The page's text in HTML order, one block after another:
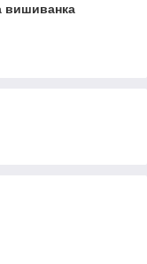
вишиванка